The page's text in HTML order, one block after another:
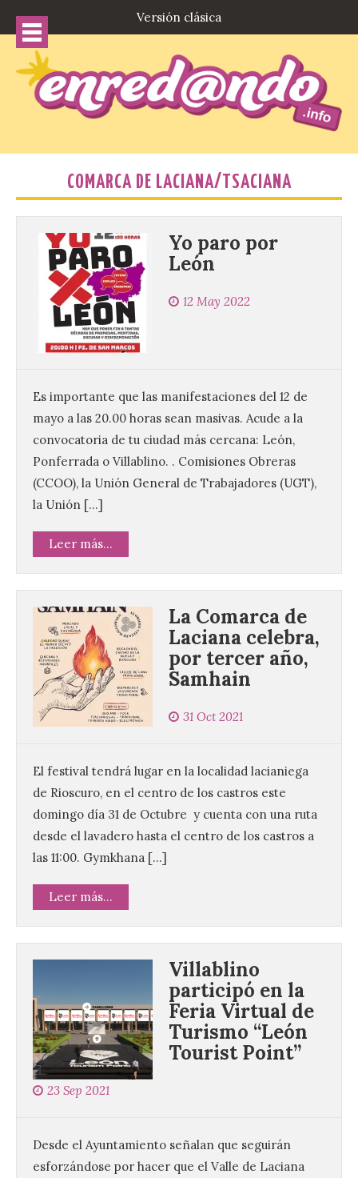
Versión clásica
COMARCA DE LACIANA/TSACIANA
Yo paro por
León
12 May 2022
Es importante que las manifestaciones del 12 de
mayo a las 20.00 horas sean masivas. Acude a la
convocatoria de tu ciudad más cercana: León,
Ponferrada o Villablino. . Comisiones Obreras
(CCOO), la Unión General de Trabajadores (UGT),
la Unión […]
Leer más...
La Comarca de
Laciana celebra,
por tercer año,
Samhain
31 Oct 2021
El festival tendrá lugar en la localidad lacianiega
de Rioscuro, en el centro de los castros este
domingo día 31 de Octubre y cuenta con una ruta
desde el lavadero hasta el centro de los castros a
las 11:00. Gymkhana […]
Leer más...
Villablino
participó en la
Feria Virtual de
Turismo “León
Tourist Point”
23 Sep 2021
Desde el Ayuntamiento señalan que seguirán
esforzándose por hacer que el Valle de Laciana